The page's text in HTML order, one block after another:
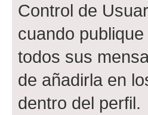
Control de
cuando
todos sus
de añadirla en
dentro del perfil.